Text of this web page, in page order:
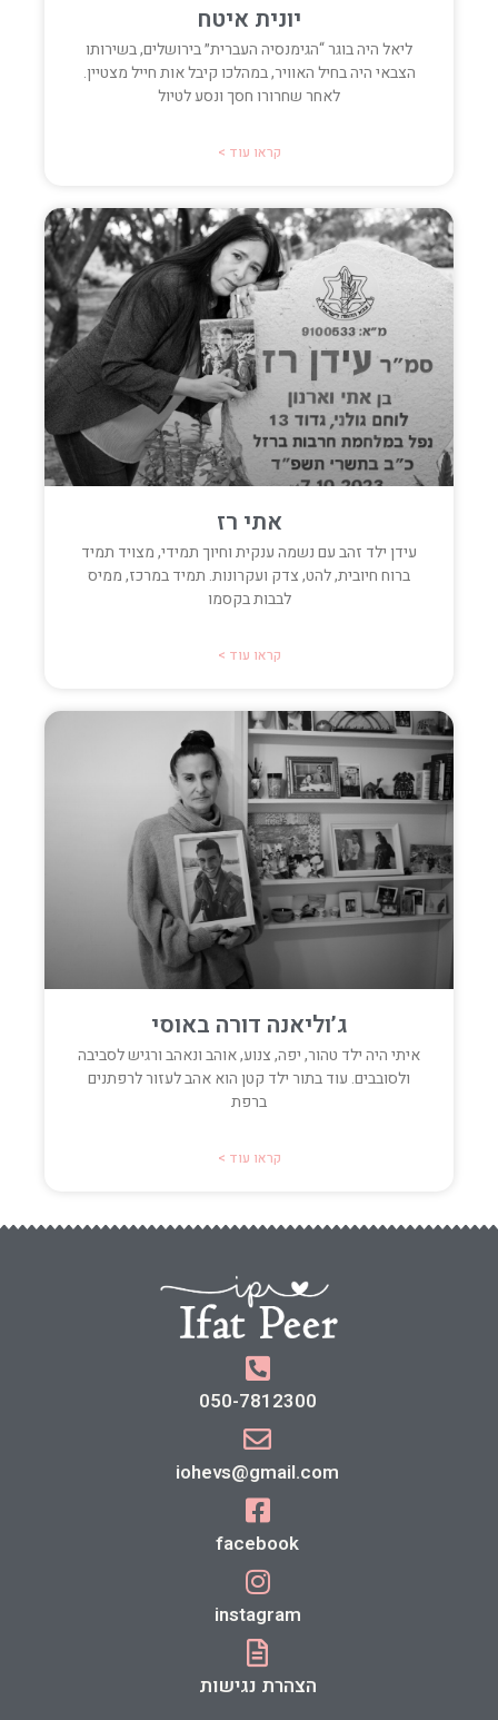
יונית איטח
ליאל היה בוגר “הגימנסיה העברית״ בירושלים, בשירותו
הצבאי היה בחיל האוויר, במהלכו קיבל אות חייל מצטיין.
לאחר שחרורו חסך ונסע לטיול
קראו עוד >
אתי רז
עידן ילד זהב עם נשמה ענקית וחיוך תמידי, מצויד תמיד
ברוח חיובית, להט, צדק ועקרונות. תמיד במרכז, ממיס
לבבות בקסמו
קראו עוד >
ג’וליאנה דורה באוסי
איתי היה ילד טהור, יפה, צנוע, אוהב ונאהב ורגיש לסביבה
ולסובבים. עוד בתור ילד קטן הוא אהב לעזור לרפתנים
ברפת
קראו עוד >
050-7812300
iohevs@gmail.com
facebook
instagram
הצהרת נגישות